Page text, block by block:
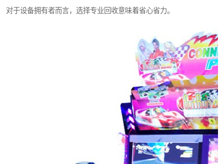
对于设备拥有者而言，选择专业回收意味着省心省力。